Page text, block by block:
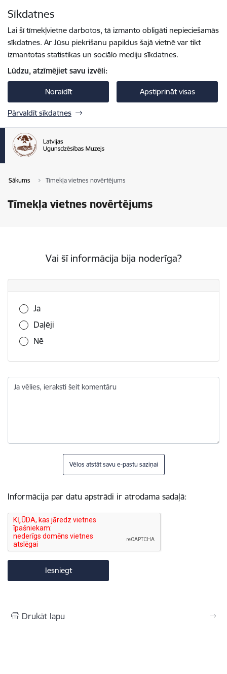
Sīkdatnes
Lai šī tīmekļvietne darbotos, tā izmanto obligāti nepieciešamās
sīkdatnes. Ar Jūsu piekrišanu papildus šajā vietnē var tikt
izmantotas statistikas un sociālo mediju sīkdatnes.
Lūdzu, atzīmējiet savu izvēli:
Noraidīt Apstiprināt visas
Pārvaldīt sīkdatnes
Sākums Tīmekļa vietnes novērtējums
Tīmekļa vietnes novērtējums
Vai šī informācija bija noderīga?
Vai šī informācija bija noderīga?
Jā
Daļēji
Nē
Ja vēlies, ieraksti šeit komentāru
Vēlos atstāt savu e-pastu saziņai
Informācija par datu apstrādi ir atrodama sadaļā:
Drukāt lapu